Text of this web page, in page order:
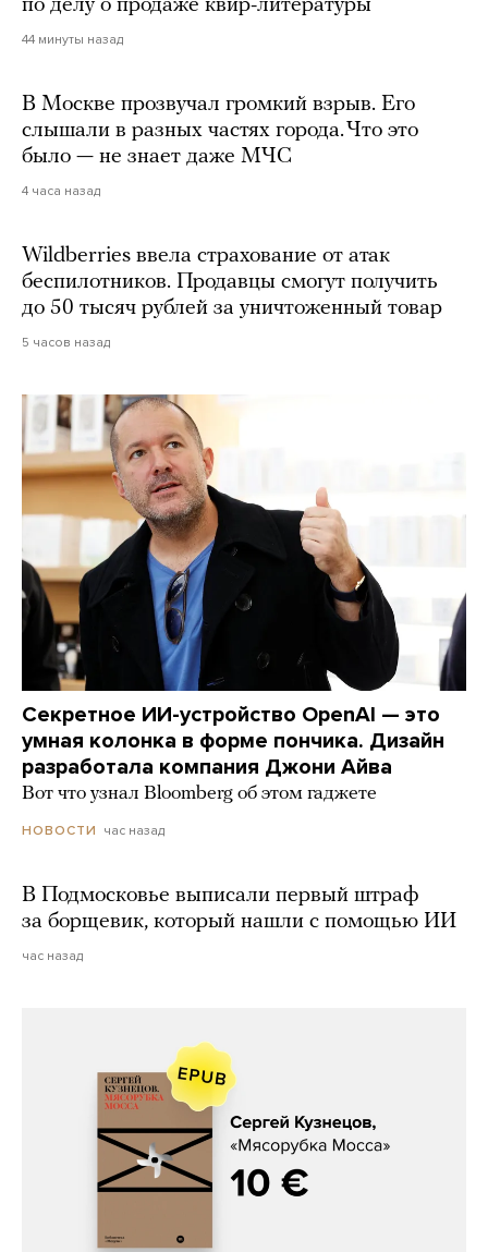
по делу о продаже квир-литературы
44 минуты назад
В Москве прозвучал громкий взрыв. Его
слышали в разных частях города. Что это
было — не знает даже МЧС
4 часа назад
Wildberries ввела страхование от атак
беспилотников. Продавцы смогут получить
до 50 тысяч рублей за уничтоженный товар
5 часов назад
Секретное ИИ-устройство OpenAI — это
умная колонка в форме пончика. Дизайн
разработала компания Джони Айва
Вот что узнал Bloomberg об этом гаджете
НОВОСТИ час назад
В Подмосковье выписали первый штраф
за борщевик, который нашли с помощью ИИ
час назад
Сергей Кузнецов, «Мясорубка